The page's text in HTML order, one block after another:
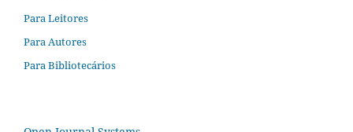
Para Leitores
Para Autores
Para Bibliotecários